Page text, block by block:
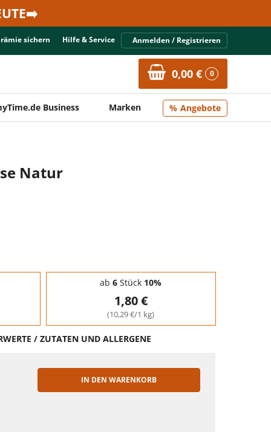
sichern Hilfe & Service Anmelden / Registrieren
0,00 € 0
Business Marken Angebote
Natur
ab 6 Stück 10%
1,80 €
(10,29 €/1 kg)
/ ZUTATEN UND ALLERGENE
IN DEN WARENKORB